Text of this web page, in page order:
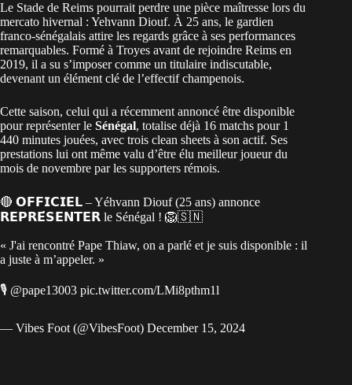
Le Stade de Reims pourrait perdre une pièce maîtresse lors du
mercato hivernal : Yehvann Diouf. À 25 ans, le gardien
franco-sénégalais attire les regards grâce à ses performances
remarquables. Formé à Troyes avant de rejoindre Reims en
2019, il a su s’imposer comme un titulaire indiscutable,
devenant un élément clé de l’effectif champenois.
Cette saison, celui qui a récemment annoncé être disponible
pour représenter le Sénégal, totalise déjà 16 matchs pour 1
440 minutes jouées, avec trois clean sheets à son actif. Ses
prestations lui ont même valu d’être élu meilleur joueur du
mois de novembre par les supporters rémois.
🔴 𝗢𝗙𝗙𝗜𝗖𝗜𝗘𝗟 – Yéhvann Diouf (25 ans) annonce
𝗥𝗘𝗣𝗥𝗘́𝗦𝗘𝗡𝗧𝗘𝗥 le Sénégal ! 🦁🇸🇳
« J'ai rencontré Pape Thiaw, on a parlé et je suis disponible : il
a juste à m’appeler. »
🎙️ @pape13003 pic.twitter.com/LMi8pthm1l
— Vibes Foot (@VibesFoot) December 15, 2024